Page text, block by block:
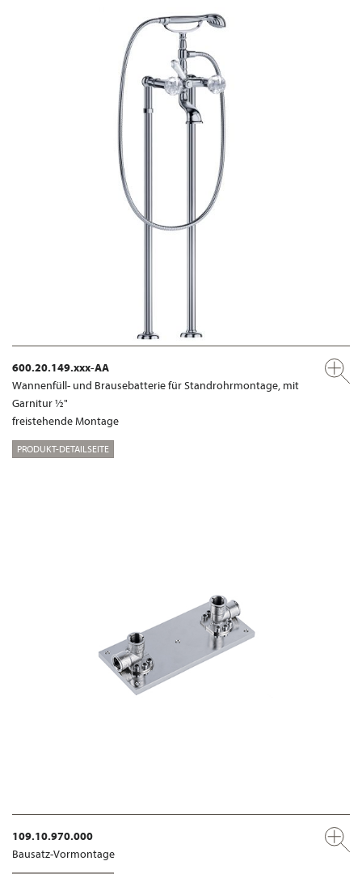
600.20.149.xxx-AA
Wannenfüll- und Brausebatterie für Standrohrmontage, mit
Garnitur ½"
freistehende Montage
PRODUKT-DETAILSEITE
109.10.970.000
Bausatz-Vormontage